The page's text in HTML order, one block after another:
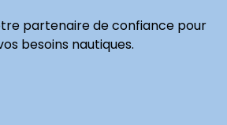
partenaire de confiance pour
besoins nautiques.